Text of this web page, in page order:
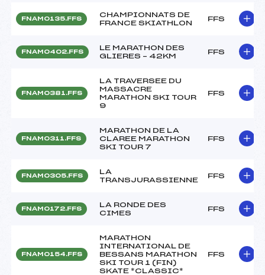
FNAM0135.FFS
CHAMPIONNATS DE
FRANCE SKIATHLON
FFS
FNAM0402.FFS
LE MARATHON DES
GLIERES – 42KM
FFS
FNAM0381.FFS
LA TRAVERSEE DU
MASSACRE
MARATHON SKI TOUR
9
FFS
FNAM0311.FFS
MARATHON DE LA
CLAREE MARATHON
SKI TOUR 7
FFS
FNAM0305.FFS
LA
TRANSJURASSIENNE
FFS
FNAM0172.FFS
LA RONDE DES
CIMES
FFS
FNAM0154.FFS
MARATHON
INTERNATIONAL DE
BESSANS MARATHON
SKI TOUR 1 (FIN)
SKATE *CLASSIC*
FFS